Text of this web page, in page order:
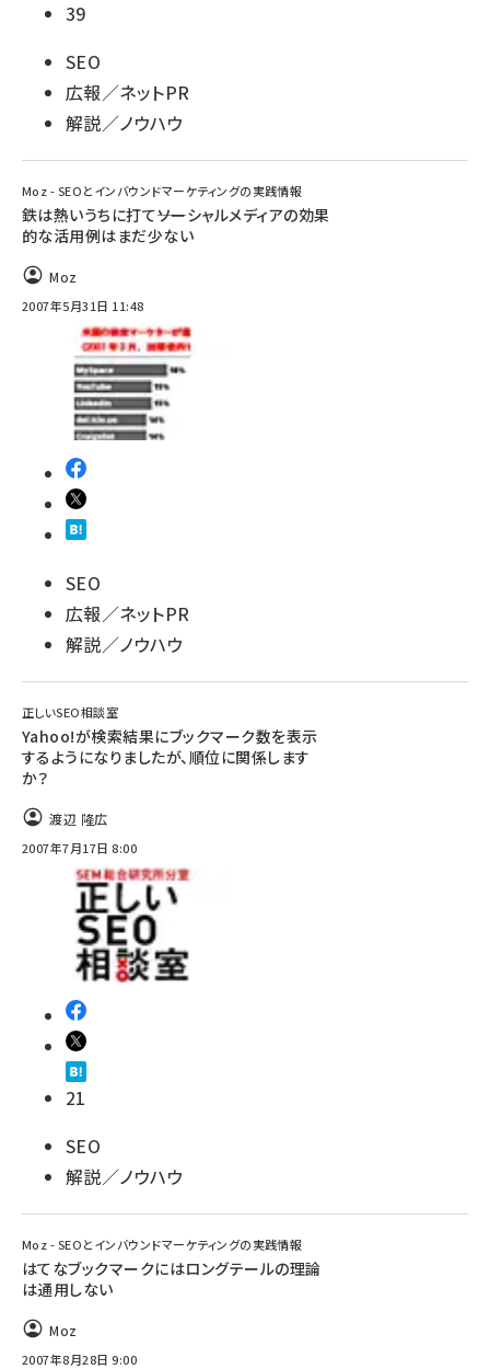
39
SEO
広報／ネットPR
解説／ノウハウ
Moz - SEOとインバウンドマーケティングの実践情報
鉄は熱いうちに打て――ソーシャルメディアの効果
的な活用例はまだ少ない
Moz
2007年5月31日 11:48
SEO
広報／ネットPR
解説／ノウハウ
正しいSEO相談室
Yahoo!が検索結果にブックマーク数を表示
するようになりましたが、順位に関係します
か？
渡辺 隆広
2007年7月17日 8:00
21
SEO
解説／ノウハウ
Moz - SEOとインバウンドマーケティングの実践情報
はてなブックマークにはロングテールの理論
は通用しない
Moz
2007年8月28日 9:00